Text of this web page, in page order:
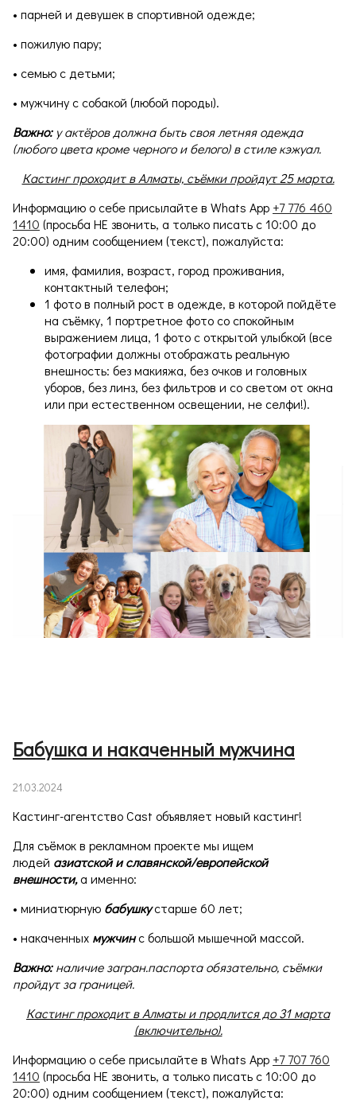
• парней и девушек в спортивной одежде;
• пожилую пару;
• семью с детьми;
• мужчину с собакой (любой породы).
Важно:у актёров должна быть своя летняя одежда
(любого цвета кроме черного и белого) в стиле кэжуал.
Кастинг проходит в Алматы, съёмки пройдут 25 марта.
Информацию о себе присылайте в Whats App +7 776 460
1410 (просьба НЕ звонить, а только писать с 10:00 до
20:00) одним сообщением (текст), пожалуйста:
имя, фамилия, возраст, город проживания,
контактный телефон;
1 фото в полный рост в одежде, в которой пойдёте
на съёмку, 1 портретное фото со спокойным
выражением лица, 1 фото с открытой улыбкой (все
фотографии должны отображать реальную
внешность: без макияжа, без очков и головных
уборов, без линз, без фильтров и со светом от окна
или при естественном освещении, не селфи!).
Бабушка и накаченный мужчина
21.03.2024
Кастинг-агентство Cast объявляет новый кастинг!
Для съёмок в рекламном проекте мы ищем
людей азиатской и славянской/европейской
внешности,а именно:
• миниатюрную бабушкустарше 60 лет;
• накаченных мужчинс большой мышечной массой.
Важно:наличие загран.паспорта обязательно, съёмки
пройдут за границей.
Кастинг проходит в Алматы и продлится до 31 марта
(включительно).
Информацию о себе присылайте в Whats App +7 707 760
1410 (просьба НЕ звонить, а только писать с 10:00 до
20:00) одним сообщением (текст), пожалуйста: